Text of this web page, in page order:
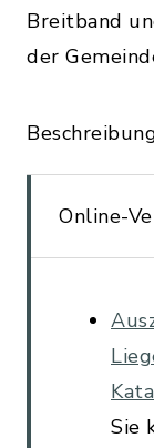
Breitband
der
Online-
Sie